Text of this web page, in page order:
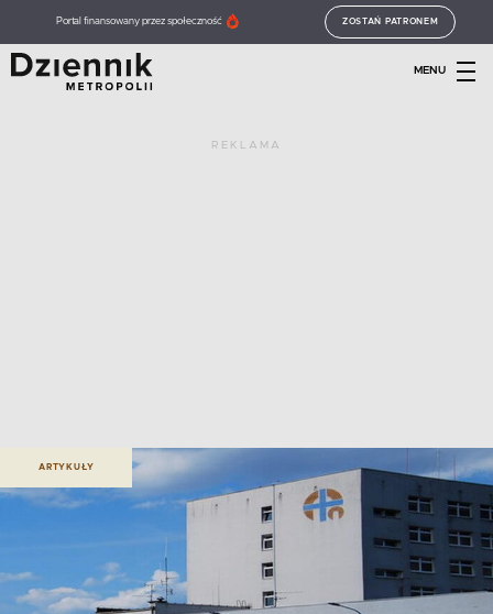
Portal finansowany przez społeczność ZOSTAŃ PATRONEM
MENU
REKLAMA
ARTYKUŁY